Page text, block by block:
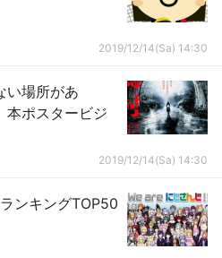
2019/12/14(Sa) 14:30
い場所があ
本ポスタービジ
2019/12/14(Sa) 14:30
ンキングTOP50